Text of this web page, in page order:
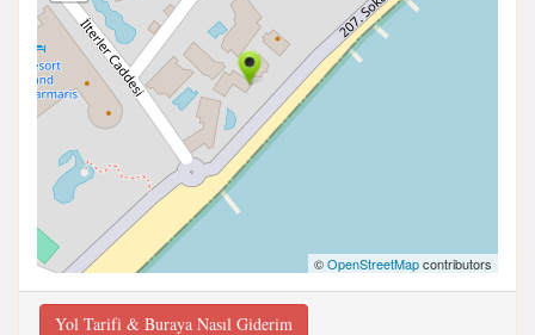
©OpenStreetMapcontributors
Yol Tarifi & Buraya Nasıl Giderim